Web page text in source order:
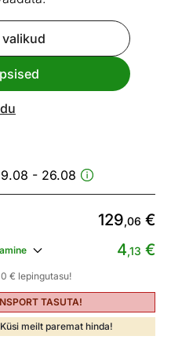
valikud
- 26.08
129,06 €
4,13 €
€ lepingutasu!
TASUTA!
meilt paremat hinda!